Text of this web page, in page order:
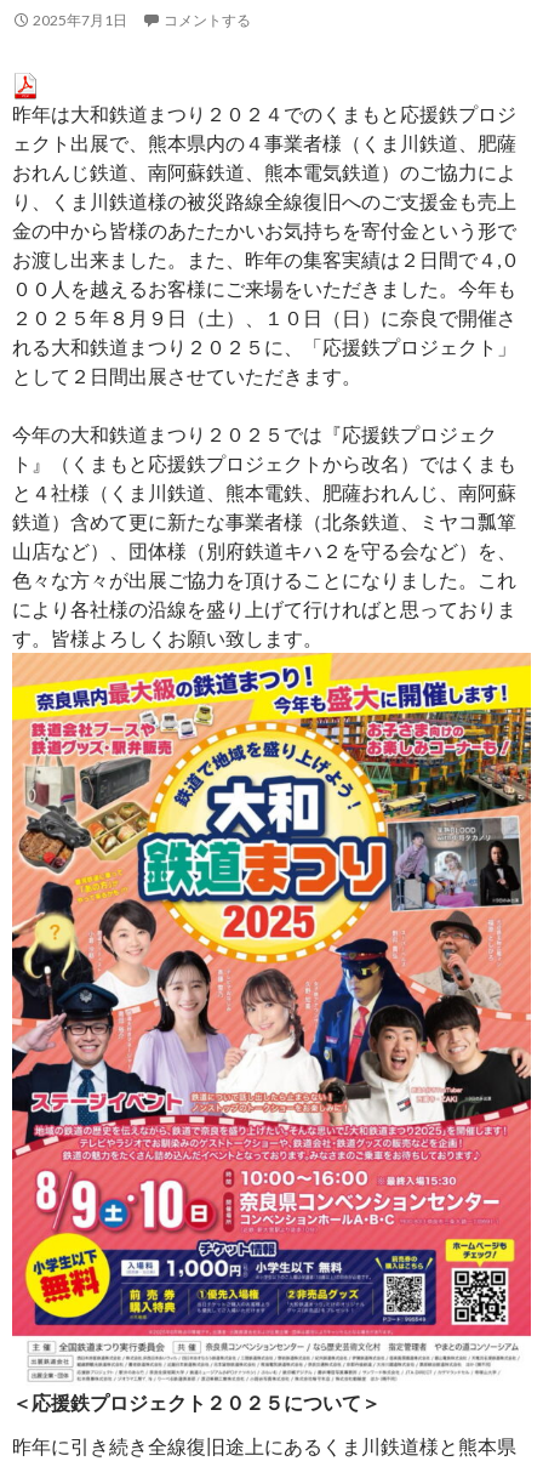
2025年7月1日 コメントする
昨年は大和鉄道まつり２０２４でのくまもと応援鉄プロジ
ェクト出展で、熊本県内の４事業者様（くま川鉄道、肥薩
おれんじ鉄道、南阿蘇鉄道、熊本電気鉄道）のご協力によ
り、くま川鉄道様の被災路線全線復旧へのご支援金も売上
金の中から皆様のあたたかいお気持ちを寄付金という形で
お渡し出来ました。また、昨年の集客実績は２日間で４,０
００人を越えるお客様にご来場をいただきました。今年も
２０２５年８月９日（土）、１０日（日）に奈良で開催さ
れる大和鉄道まつり２０２５に、「応援鉄プロジェクト」
として２日間出展させていただきます。
今年の大和鉄道まつり２０２５では『応援鉄プロジェク
ト』（くまもと応援鉄プロジェクトから改名）ではくまも
と４社様（くま川鉄道、熊本電鉄、肥薩おれんじ、南阿蘇
鉄道）含めて更に新たな事業者様（北条鉄道、ミヤコ瓢箪
山店など）、団体様（別府鉄道キハ２を守る会など）を、
色々な方々が出展ご協力を頂けることになりました。これ
により各社様の沿線を盛り上げて行ければと思っておりま
す。皆様よろしくお願い致します。
＜応援鉄プロジェクト２０２５について＞
昨年に引き続き全線復旧途上にあるくま川鉄道様と熊本県